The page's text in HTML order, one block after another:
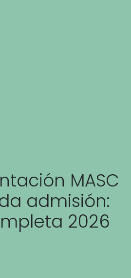
MASC
admisión:
2026